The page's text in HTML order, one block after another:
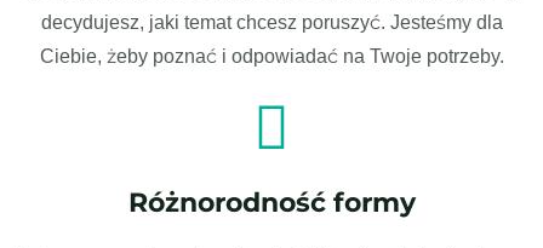
decydujesz, jaki temat chcesz poruszyć. Jesteśmy dla
Ciebie, żeby poznać i odpowiadać na Twoje potrzeby.
Różnorodność formy